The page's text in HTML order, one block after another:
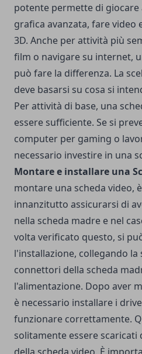
potente permette di giocare
grafica avanzata, fare video
3D. Anche per attività più
film o navigare su internet,
può fare la differenza. La
deve basarsi su cosa si
Per attività di base, una
essere sufficiente. Se si
computer per gaming o
necessario investire in una
Montare e installare una
montare una scheda video,
innanzitutto assicurarsi di
nella scheda madre e nel
volta verificato questo, si
l'installazione, collegando la
connettori della scheda
l'alimentazione. Dopo aver
è necessario installare i
funzionare correttamente.
solitamente essere
della scheda video. È